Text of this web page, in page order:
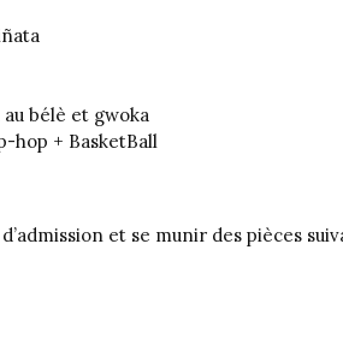
bélè et gwoka
hop + BasketBall
et se munir des pièces